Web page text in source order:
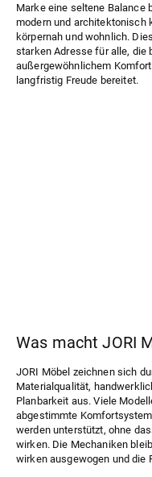
Marke eine seltene Balance
modern und architektonisch
körpernah und wohnlich.
starken Adresse für alle, die
außergewöhnlichem
langfristig Freude bereitet.
Was macht JORI
JORI Möbel zeichnen sich
Materialqualität,
Planbarkeit aus. Viele
abgestimmte
werden unterstützt, ohne
wirken. Die Mechaniken
wirken ausgewogen und die